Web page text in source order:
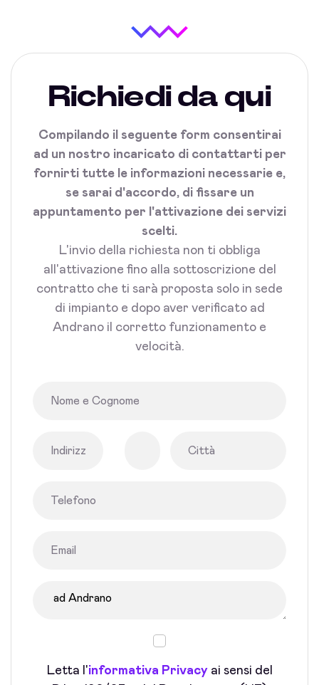
Richiedi da qui
Compilando il seguente form consentirai
ad un nostro incaricato di contattarti per
fornirti tutte le informazioni necessarie e,
se sarai d'accordo, di fissare un
appuntamento per l'attivazione dei servizi
scelti.
L'invio della richiesta non ti obbliga
all'attivazione fino alla sottoscrizione del
contratto che ti sarà proposta solo in sede
di impianto e dopo aver verificato ad
Andrano il corretto funzionamento e
velocità.
Letta l'informativa Privacyai sensi del